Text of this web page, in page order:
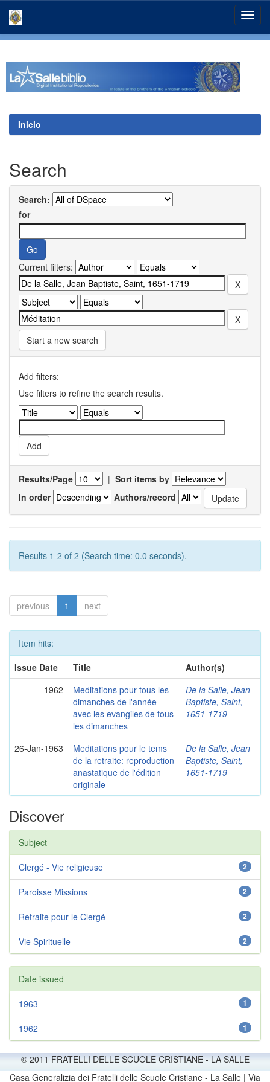
Inicio
Search
Search:
for
Current filters:
Start a new search
Add filters:
Use filters to refine the search results.
Results/Page | Sort items by
In order
Authors/record
Results 1-2 of 2 (Search time: 0.0 seconds).
previous 1 next
Item hits:
Issue Date
Title
Author(s)
1962
Meditations pour tous les
dimanches de l'année
avec les evangiles de tous
les dimanches
De la Salle, Jean
Baptiste, Saint,
1651-1719
26-Jan-1963
Meditations pour le tems
de la retraite: reproduction
anastatique de l'édition
originale
De la Salle, Jean
Baptiste, Saint,
1651-1719
Discover
Subject
2
Clergé - Vie religieuse
2
Paroisse Missions
2
Retraite pour le Clergé
2
Vie Spirituelle
Date issued
1
1963
1
1962
© 2011 FRATELLI DELLE SCUOLE CRISTIANE - LA SALLE
Casa Generalizia dei Fratelli delle Scuole Cristiane - La Salle | Via